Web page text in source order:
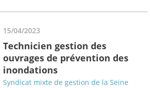
15/04/2023
Technicien gestion des
ouvrages de prévention des
inondations
Syndicat mixte de gestion de la Seine